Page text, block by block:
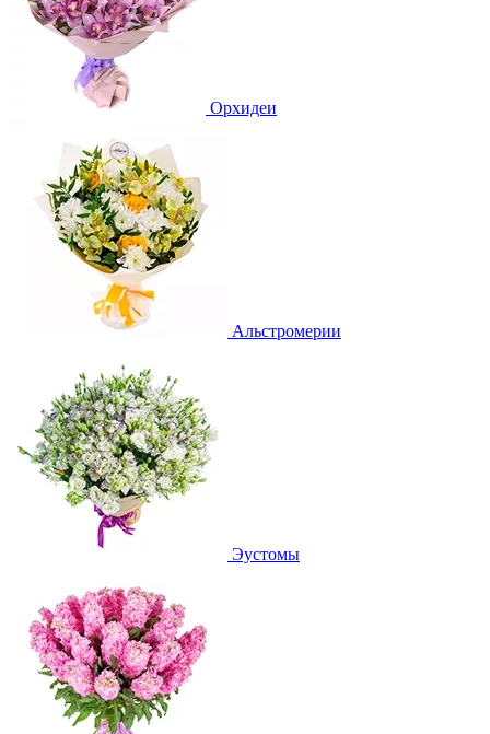
Орхидеи
Альстромерии
Эустомы